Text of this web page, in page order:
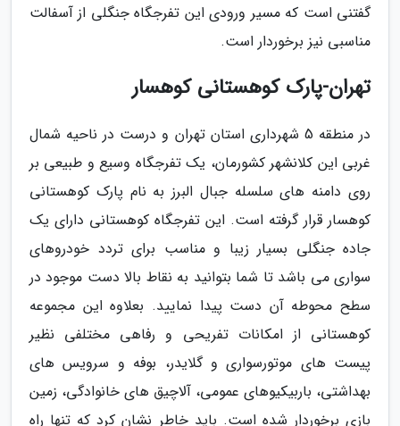
گفتنی است که مسیر ورودی این تفرجگاه جنگلی از آسفالت
مناسبی نیز برخوردار است.
تهران-پارک کوهستانی کوهسار
در منطقه 5 شهرداری استان تهران و درست در ناحیه شمال
غربی این کلانشهر کشورمان، یک تفرجگاه وسیع و طبیعی بر
روی دامنه های سلسله جبال البرز به نام پارک کوهستانی
کوهسار قرار گرفته است. این تفرجگاه کوهستانی دارای یک
جاده جنگلی بسیار زیبا و مناسب برای تردد خودروهای
سواری می باشد تا شما بتوانید به نقاط بالا دست موجود در
سطح محوطه آن دست پیدا نمایید. بعلاوه این مجموعه
کوهستانی از امکانات تفریحی و رفاهی مختلفی نظیر
پیست های موتورسواری و گلایدر، بوفه و سرویس های
بهداشتی، باربیکیوهای عمومی، آلاچیق های خانوادگی، زمین
بازی برخوردار شده است. باید خاطر نشان کرد که تنها راه